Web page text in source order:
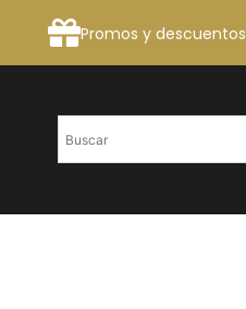
Promos y descuentos